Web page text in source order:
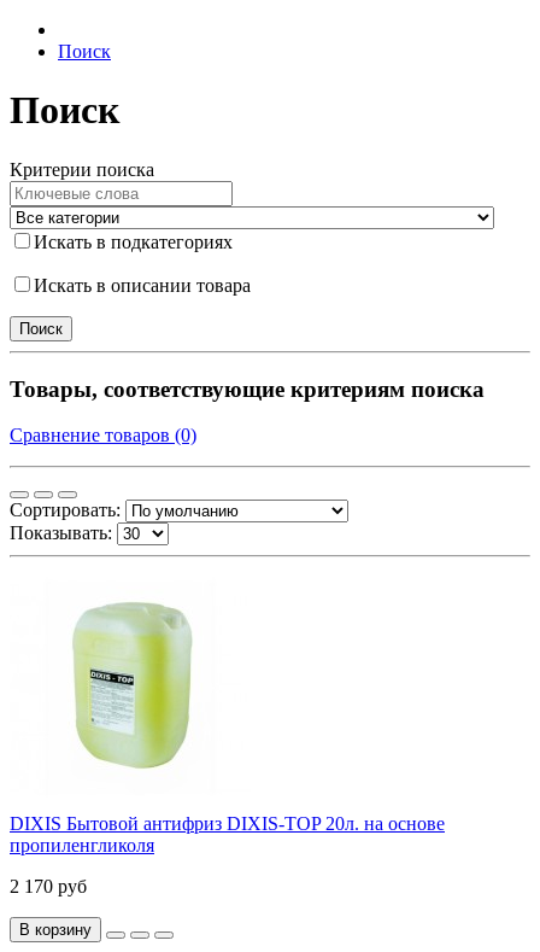
Поиск
Поиск
Критерии поиска
Искать в подкатегориях
Искать в описании товара
Товары, соответствующие критериям поиска
Сравнение товаров (0)
Сортировать:
Показывать:
DIXIS Бытовой антифриз DIXIS-TOP 20л. на основе
пропиленгликоля
2 170 руб
В корзину